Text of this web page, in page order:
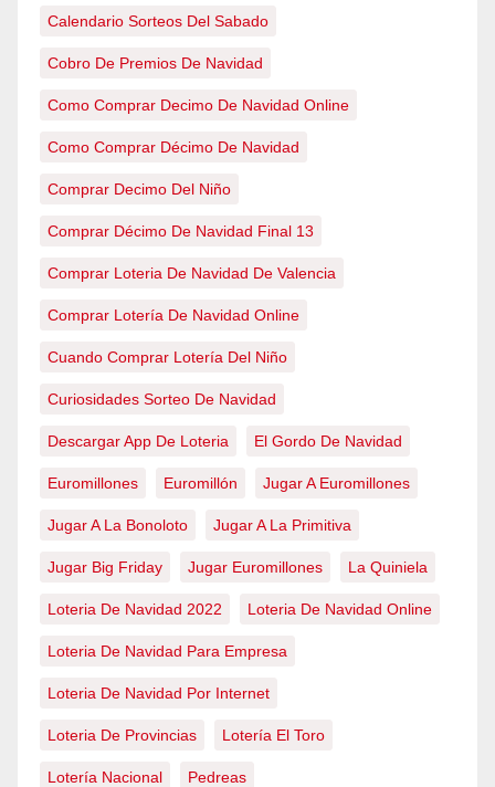
Calendario Sorteos Del Sabado
Cobro De Premios De Navidad
Como Comprar Decimo De Navidad Online
Como Comprar Décimo De Navidad
Comprar Decimo Del Niño
Comprar Décimo De Navidad Final 13
Comprar Loteria De Navidad De Valencia
Comprar Lotería De Navidad Online
Cuando Comprar Lotería Del Niño
Curiosidades Sorteo De Navidad
Descargar App De Loteria El Gordo De Navidad
Euromillones Euromillón Jugar A Euromillones
Jugar A La Bonoloto Jugar A La Primitiva
Jugar Big Friday Jugar Euromillones La Quiniela
Loteria De Navidad 2022 Loteria De Navidad Online
Loteria De Navidad Para Empresa
Loteria De Navidad Por Internet
Loteria De Provincias Lotería El Toro
Lotería Nacional Pedreas